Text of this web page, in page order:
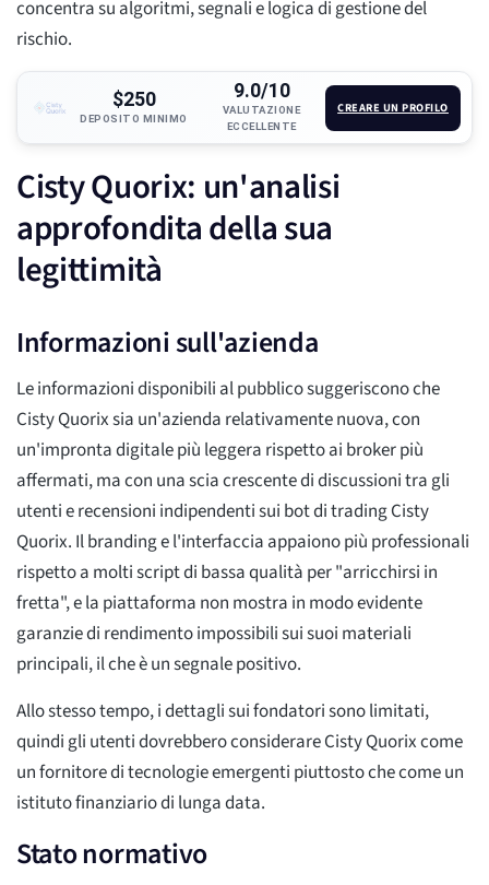
concentra su algoritmi, segnali e logica di gestione del
rischio.
$250
DEPOSITO MINIMO
9.0/10
VALUTAZIONE
ECCELLENTE
CREARE UN PROFILO
Cisty Quorix: un'analisi
approfondita della sua
legittimità
Informazioni sull'azienda
Le informazioni disponibili al pubblico suggeriscono che
Cisty Quorix sia un'azienda relativamente nuova, con
un'impronta digitale più leggera rispetto ai broker più
affermati, ma con una scia crescente di discussioni tra gli
utenti e recensioni indipendenti sui bot di trading Cisty
Quorix. Il branding e l'interfaccia appaiono più professionali
rispetto a molti script di bassa qualità per "arricchirsi in
fretta", e la piattaforma non mostra in modo evidente
garanzie di rendimento impossibili sui suoi materiali
principali, il che è un segnale positivo.
Allo stesso tempo, i dettagli sui fondatori sono limitati,
quindi gli utenti dovrebbero considerare Cisty Quorix come
un fornitore di tecnologie emergenti piuttosto che come un
istituto finanziario di lunga data.
Stato normativo